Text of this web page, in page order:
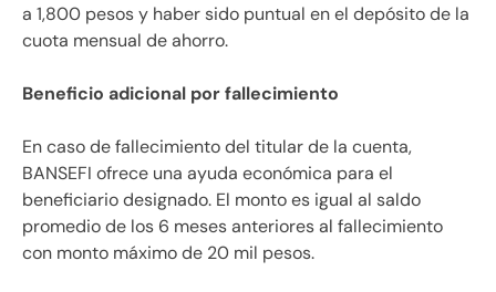
a 1,800 pesos y haber sido puntual en el depósito de la
cuota mensual de ahorro.
Beneficio adicional por fallecimiento
En caso de fallecimiento del titular de la cuenta,
BANSEFI ofrece una ayuda económica para el
beneficiario designado. El monto es igual al saldo
promedio de los 6 meses anteriores al fallecimiento
con monto máximo de 20 mil pesos.